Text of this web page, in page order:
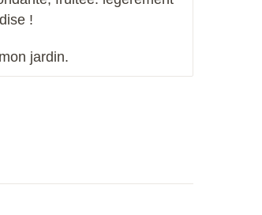
!
jardin.